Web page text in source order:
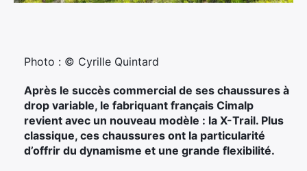
Photo : © Cyrille Quintard
Après le succès commercial de ses chaussures à
drop variable, le fabriquant français Cimalp
revient avec un nouveau modèle : la X-Trail. Plus
classique, ces chaussures ont la particularité
d’offrir du dynamisme et une grande flexibilité.